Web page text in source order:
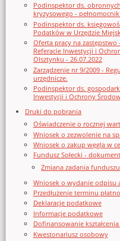
Podinspektor ds.
kryzysowego -
Podinspektor ds.
Podatków w Urzędzie
Oferta pracy na
Referacie Inwestycji i
Olsztynku - 26.07.2022
Zarządzenie nr 9/2009 -
urzędnicze.
Podinspektor ds.
Inwestycji i Ochrony
Druki do pobrania
Oświadczenie o rocznej
Wniosek o zezwolenie na
Wniosek o zakup węgla w
Fundusz Sołecki -
Zmiana zadania funduszu
Wniosek o wydanie odpisu
Przedłużenie terminu
Deklaracje podatkowe
Informacje podatkowe
Dofinansowanie
Kwestonariusz osobowy